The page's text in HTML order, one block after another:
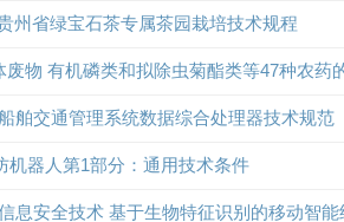
州省绿宝石茶专属茶园栽培技术规程
废物 有机磷类和拟除虫菊酯类等47种农药
舶交通管理系统数据综合处理器技术规范
机器人第1部分：通用技术条件
息安全技术 基于生物特征识别的移动智